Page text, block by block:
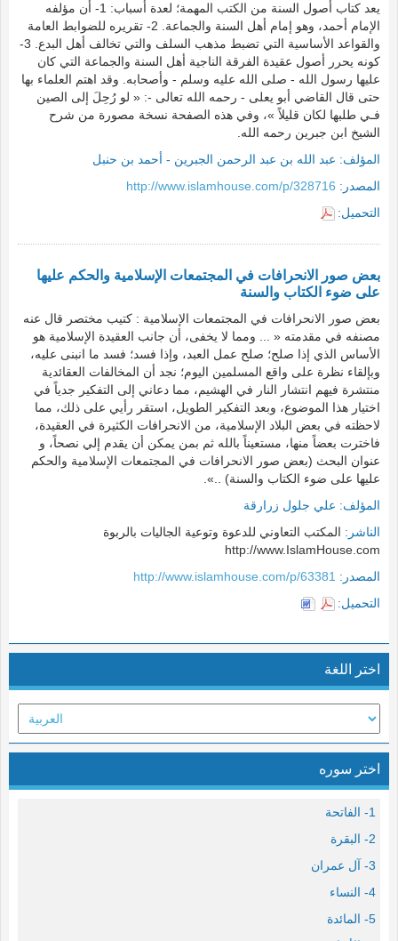
يعد كتاب أصول السنة من الكتب المهمة؛ لعدة أسباب: 1- أن مؤلفه
الإمام أحمد، وهو إمام أهل السنة والجماعة. 2- تقريره للضوابط العامة
والقواعد الأساسية التي تضبط مذهب السلف والتي تخالف أهل البدع. 3-
كونه يحرر أصول عقيدة الفرقة الناجية أهل السنة والجماعة التي كان
عليها رسول الله - صلى الله عليه وسلم - وأصحابه. وقد اهتم العلماء بها
حتى قال القاضي أبو يعلى - رحمه الله تعالى -: « لو رُحِلَ إلى الصين
فـي طلبها لكان قليلاً »، وفي هذه الصفحة نسخة مصورة من شرح
الشيخ ابن جبرين رحمه الله.
المؤلف: عبد الله بن عبد الرحمن الجبرين - أحمد بن حنبل
المصدر: http://www.islamhouse.com/p/328716
التحميل:
بعض صور الانحرافات في المجتمعات الإسلامية والحكم عليها
على ضوء الكتاب والسنة
بعض صور الانحرافات في المجتمعات الإسلامية : كتيب مختصر قال عنه
مصنفه في مقدمته « ... ومما لا يخفى، أن جانب العقيدة الإسلامية هو
الأساس الذي إذا صلح؛ صلح عمل العبد، وإذا فسد؛ فسد ما انبنى عليه،
وبإلقاء نظرة على واقع المسلمين اليوم؛ نجد أن المخالفات العقائدية
منتشرة فيهم انتشار النار في الهشيم، مما دعاني إلى التفكير جدياً في
اختيار هذا الموضوع، وبعد التفكير الطويل، استقر رأيي على ذلك، مما
لاحظته في بعض البلاد الإسلامية، من الانحرافات الكثيرة في العقيدة،
فاخترت بعضاً منها، مستعيناً بالله ثم بمن يمكن أن يقدم إلي نصحاً، و
عنوان البحث (بعض صور الانحرافات في المجتمعات الإسلامية والحكم
عليها على ضوء الكتاب والسنة) ..».
المؤلف: علي جلول زرارقة
الناشر: المكتب التعاوني للدعوة وتوعية الجاليات بالربوة
http://www.IslamHouse.com
المصدر: http://www.islamhouse.com/p/63381
التحميل:
اختر اللغة
اختر سوره
1- الفاتحة
2- البقرة
3- آل عمران
4- النساء
5- المائدة